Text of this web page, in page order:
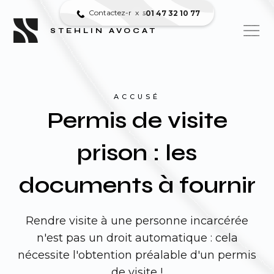
STEHLIN AVOCAT
Contactez-nous
x 01 47 32 10 77
ACCUSÉ
Permis de visite
prison : les
documents à fournir
Rendre visite à une personne incarcérée
n'est pas un droit automatique : cela
nécessite l'obtention préalable d'un permis